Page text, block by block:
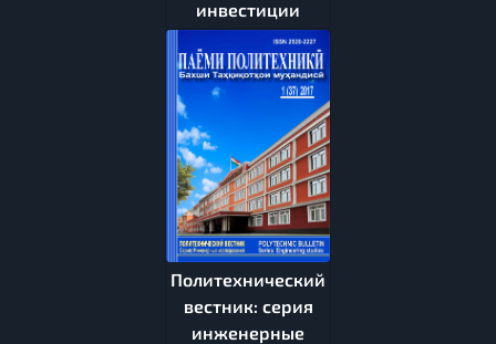
инвестиции
Политехнический
вестник: серия
инженерные